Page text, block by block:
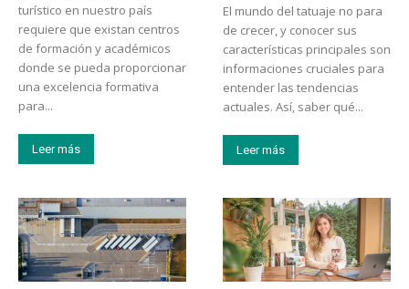
turístico en nuestro país
requiere que existan centros
de formación y académicos
donde se pueda proporcionar
una excelencia formativa
para...
Leer más
El mundo del tatuaje no para
de crecer, y conocer sus
características principales son
informaciones cruciales para
entender las tendencias
actuales. Así, saber qué...
Leer más